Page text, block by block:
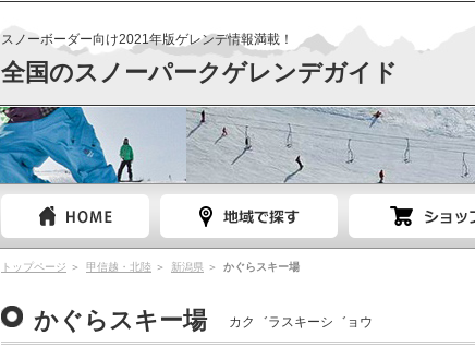
スノーボーダー向け2021年版ゲレンデ情報満載！
全国のスノーパークゲレンデガイド
トップページ 甲信越・北陸 新潟県 かぐらスキー場
かぐらスキー場 カク゛ラスキーシ゛ョウ